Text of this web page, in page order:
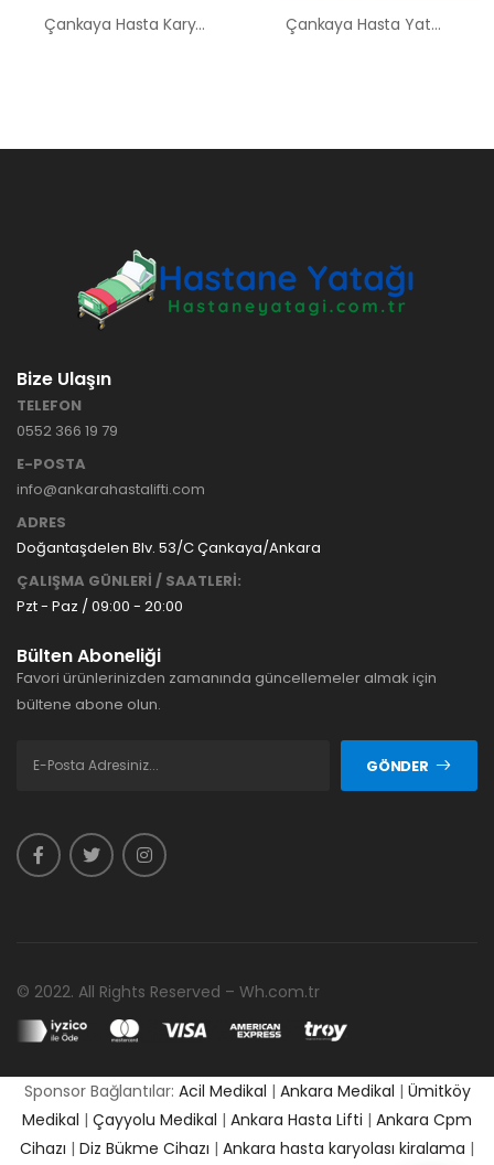
MOTORLU
KARYOLASI
ANKARA
HASTA
KARYOLASI
HK-70 – 3
KİRALAMA
KARYOLASI
Yatak
Hasta
Yatağı
Çankaya Hasta Karyolası Kiralama Satış Fiyatları Çankaya Hasta Yatağı Satış Kiralama Hasta Karyolası
Bize Ulaşın
TELEFON
0552 366 19 79
E-POSTA
info@ankarahastalifti.com
ADRES
Doğantaşdelen Blv. 53/C Çankaya/Ankara
ÇALIŞMA GÜNLERİ / SAATLERİ:
Pzt - Paz / 09:00 - 20:00
Bülten Aboneliği
Favori ürünlerinizden zamanında güncellemeler almak için
bültene abone olun.
GÖNDER
© 2022. All Rights Reserved – Wh.com.tr
Sponsor Bağlantılar: Acil Medikal | Ankara Medikal | Ümitköy
Medikal | Çayyolu Medikal | Ankara Hasta Lifti | Ankara Cpm
Cihazı | Diz Bükme Cihazı | Ankara hasta karyolası kiralama |